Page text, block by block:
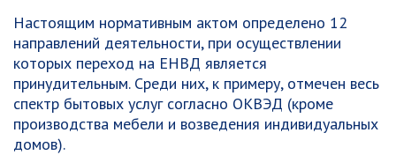
Настоящим нормативным актом определено 12
направлений деятельности, при осуществлении
которых переход на ЕНВД является
принудительным. Среди них, к примеру, отмечен весь
спектр бытовых услуг согласно ОКВЭД (кроме
производства мебели и возведения индивидуальных
домов).